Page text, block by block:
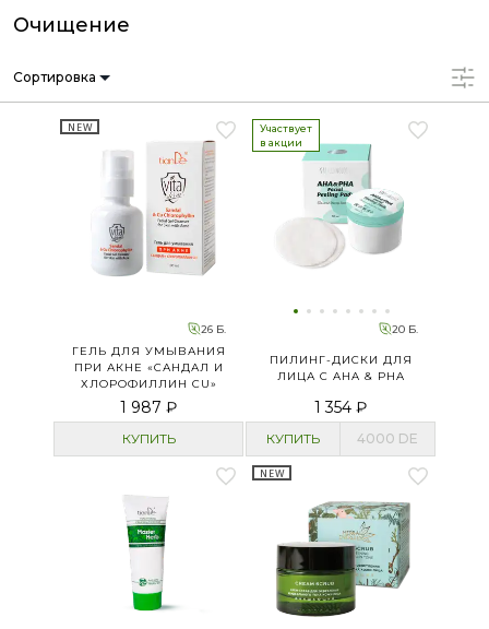
Очищение
Сортировка
NEW
26 Б.
ГЕЛЬ ДЛЯ УМЫВАНИЯ
ПРИ АКНЕ «САНДАЛ И
ХЛОРОФИЛЛИН CU»
1 987 ₽
КУПИТЬ
Участвует
в акции
20 Б.
ПИЛИНГ-ДИСКИ ДЛЯ
ЛИЦА С AHA & PHA
1 354 ₽
КУПИТЬ 4000 DE
NEW